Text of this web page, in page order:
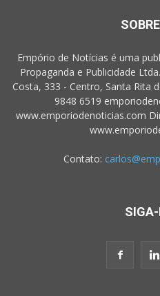
Empório de Notícias é uma
Propaganda e Publicidade
Costa, 333 - Centro, Santa Rita
9848 6519
www.emporiodenoticias.com
Contato: